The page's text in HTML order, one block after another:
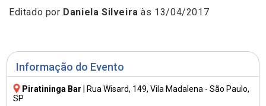
Informação do Evento
Piratininga Bar Rua Wisard, 149, Vila Madalena - São Paulo,
SP
Editado por Daniela Silveira às 13/04/2017